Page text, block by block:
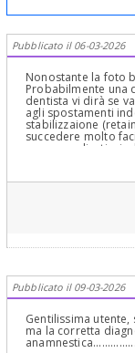
Pubblicato il 06-03-2026
Nonostante la foto
Probabilmente una
dentista vi dirà se
agli spostamenti
stabilizzaione
succedere molto
vanno applicati e
sequenza di
apparecchio
stabilizzato
attenzione inoltre
OPT attuale) che
cento dei ragazzi
Pubblicato il 09-03-2026
Gentilissima
ma la corretta